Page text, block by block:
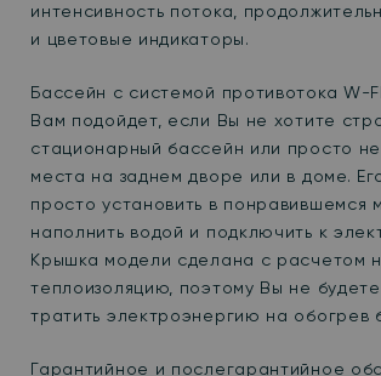
интенсивность потока,
и цветовые индикаторы.
Бассейн с системой противотока W-
Вам подойдет, если Вы не хотите
стационарный бассейн или просто
места на заднем дворе или в доме.
просто установить в понравившемся
наполнить водой и подключить к
Крышка модели сделана с расчетом
теплоизоляцию, поэтому Вы не
тратить электроэнергию на обогрев
Гарантийное и послегарантийное